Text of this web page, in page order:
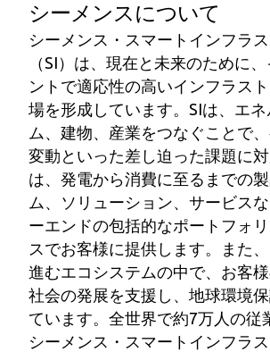
シーメンスについて
シーメンス・スマートインフラ
（SI）は、現在と未来のために
ントで適応性の高いインフラス
場を形成しています。SIは、エ
ム、建物、産業をつなぐことで
変動といった差し迫った課題に
は、発電から消費に至るまでの
ム、ソリューション、サービス
ーエンドの包括的なポートフォ
スでお客様に提供します。また
進むエコシステムの中で、お客
社会の発展を支援し、地球環境
ています。全世界で約7万人の従
シーメンス・スマートインフラ